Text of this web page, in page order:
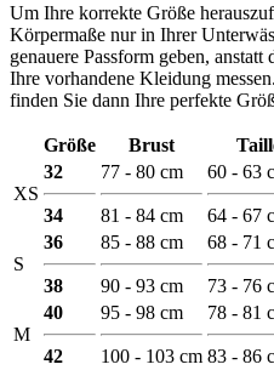
Um Ihre korrekte Größe
Körpermaße nur in Ihrer
genauere Passform geben,
Ihre vorhandene Kleidung
finden Sie dann Ihre perfekte
Größe Brust
XS
32
34
77 - 80 cm
81 - 84 cm
60 - 63
64 - 67
S
36
38
85 - 88 cm
90 - 93 cm
68 - 71
73 - 76
M
40
42
95 - 98 cm
100 - 103 cm
78 - 81
83 - 86